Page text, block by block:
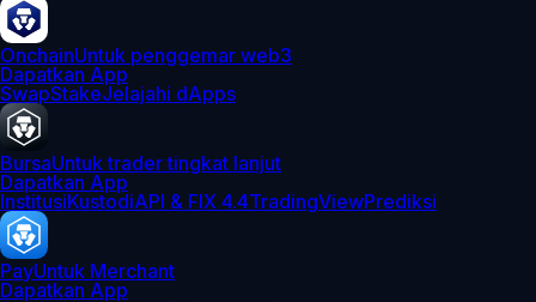
OnchainUntuk penggemar web3
Dapatkan App
SwapStakeJelajahi dApps
BursaUntuk trader tingkat lanjut
Dapatkan App
InstitusiKustodiAPI & FIX 4.4TradingViewPrediksi
PayUntuk Merchant
Dapatkan App